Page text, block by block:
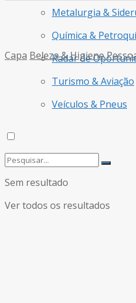
Metalurgia &
Química &
Radar de
Turismo & Aviação
Veículos & Pneus
Sem resultado
Ver todos os resultados
Capa Beleza & Higiene